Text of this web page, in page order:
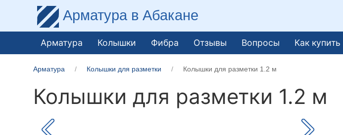
Арматура в Абакане
Арматура Колышки Фибра Отзывы Вопросы Как купить
Арматура Колышки для разметки Колышки для разметки 1.2 м
Колышки для разметки 1.2 м